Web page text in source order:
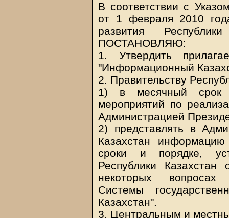
В соответствии с
от 1 февраля 2010
развития
ПОСТАНОВЛЯЮ:
1. Утвердить
"Информационный
2. Правительству
1) в месячный срок
мероприятий по
Администрацией
2) представлять в
Казахстан
сроки и порядке,
Республики
некоторых вопросах
Системы
Казахстан".
3. Центральным и